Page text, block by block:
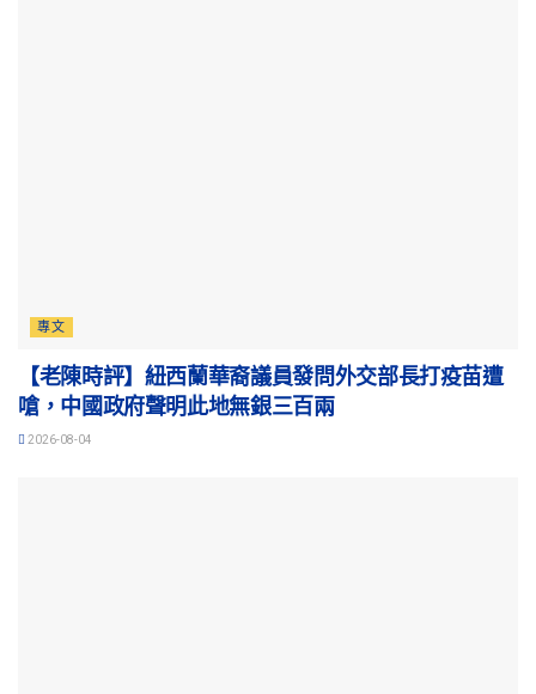
專文
【老陳時評】紐西蘭華裔議員發問外交部長打疫苗遭
嗆，中國政府聲明此地無銀三百兩
2026-08-04